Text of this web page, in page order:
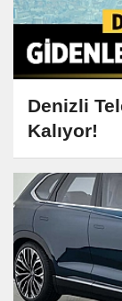
Denizli
Kalıyor!